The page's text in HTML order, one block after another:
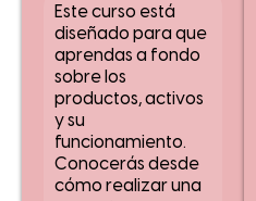
Este curso está
diseñado para que
aprendas a fondo
sobre los
productos, activos
y su
funcionamiento.
Conocerás desde
cómo realizar una